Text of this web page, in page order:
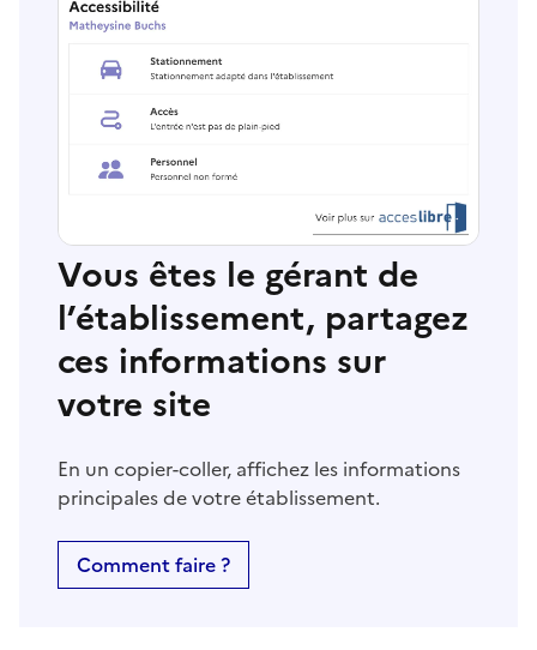
Vous êtes le gérant de
l’établissement, partagez
ces informations sur
votre site
En un copier-coller, affichez les informations
principales de votre établissement.
Comment faire ?